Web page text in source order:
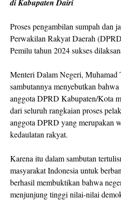
di Kabupaten Dairi
Proses pengambilan sumpah dan
Perwakilan Rakyat Daerah
Pemilu tahun 2024 sukses
Menteri Dalam Negeri,
sambutannya menyebutkan
anggota DPRD Kabupaten/Kota
dari seluruh rangkaian proses
anggota DPRD yang merupakan
kedaulatan rakyat.
Karena itu dalam sambutan
masyarakat Indonesia untuk
berhasil membuktikan bahwa
menjunjung tinggi nilai-nilai